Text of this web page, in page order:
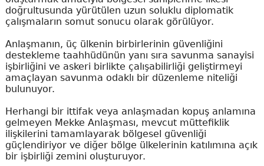
doğrultusunda yürütülen uzun soluklu diplomatik
çalışmaların somut sonucu olarak görülüyor.
Anlaşmanın, üç ülkenin birbirlerinin güvenliğini
destekleme taahhüdünün yanı sıra savunma sanayisi
işbirliğini ve askeri birlikte çalışabilirliği geliştirmeyi
amaçlayan savunma odaklı bir düzenleme niteliği
bulunuyor.
Herhangi bir ittifak veya anlaşmadan kopuş anlamına
gelmeyen Mekke Anlaşması, mevcut müttefiklik
ilişkilerini tamamlayarak bölgesel güvenliği
güçlendiriyor ve diğer bölge ülkelerinin katılımına açık
bir işbirliği zemini oluşturuyor.